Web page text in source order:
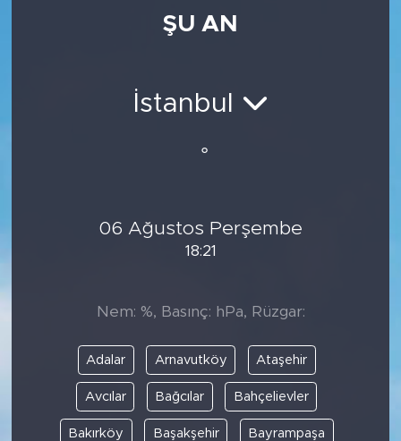
ŞU AN
İstanbul
°
06 Ağustos Perşembe
18:21
Nem: %, Basınç: hPa, Rüzgar:
Adalar Arnavutköy Ataşehir
Avcılar Bağcılar Bahçelievler
Bakırköy Başakşehir Bayrampaşa
Köşe Yazarları
Manşet
Ulusal Son Dakika Haberleri